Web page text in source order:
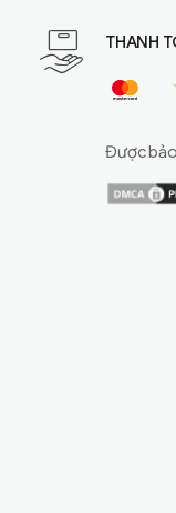
THANH
Được